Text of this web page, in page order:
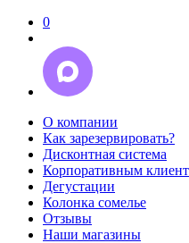
0
О компании
Как зарезервировать?
Дисконтная система
Корпоративным
Дегустации
Колонка сомелье
Отзывы
Наши магазины